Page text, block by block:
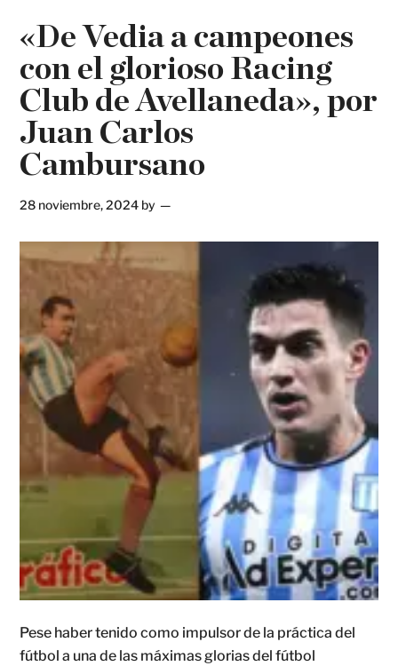
«De Vedia a campeones
con el glorioso Racing
Club de Avellaneda», por
Juan Carlos
Cambursano
28 noviembre, 2024 by
Pese haber tenido como impulsor de la práctica del
fútbol a una de las máximas glorias del fútbol